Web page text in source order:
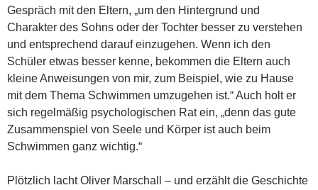
Gespräch mit den Eltern, „um den Hintergrund und
Charakter des Sohns oder der Tochter besser zu verstehen
und entsprechend darauf einzugehen. Wenn ich den
Schüler etwas besser kenne, bekommen die Eltern auch
kleine Anweisungen von mir, zum Beispiel, wie zu Hause
mit dem Thema Schwimmen umzugehen ist.“ Auch holt er
sich regelmäßig psychologischen Rat ein, „denn das gute
Zusammenspiel von Seele und Körper ist auch beim
Schwimmen ganz wichtig.“
Plötzlich lacht Oliver Marschall – und erzählt die Geschichte